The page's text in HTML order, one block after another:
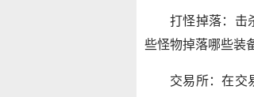
打怪掉落：击
些怪物掉落哪些装
交易所：在交